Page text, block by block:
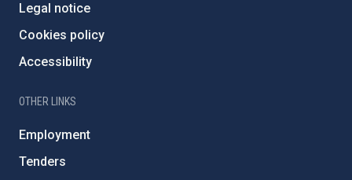
Legal notice
Cookies policy
Accessibility
OTHER LINKS
Employment
Tenders